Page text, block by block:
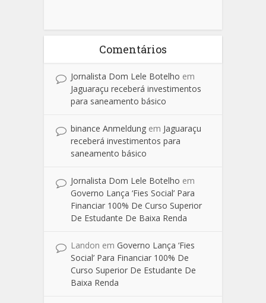
Comentários
Jornalista Dom Lele Botelho em
Jaguaraçu receberá investimentos
para saneamento básico
binance Anmeldung em Jaguaraçu
receberá investimentos para
saneamento básico
Jornalista Dom Lele Botelho em
Governo Lança ‘Fies Social’ Para
Financiar 100% De Curso Superior
De Estudante De Baixa Renda
Landon em Governo Lança ‘Fies
Social’ Para Financiar 100% De
Curso Superior De Estudante De
Baixa Renda